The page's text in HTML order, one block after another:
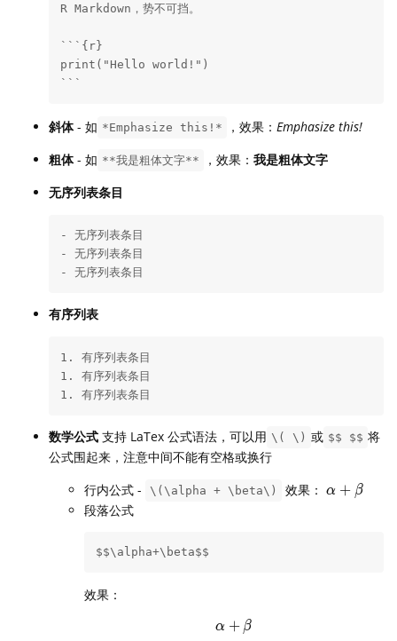
R Markdown，势不可挡。
```{r}
print("Hello world!")
```
斜体- 如 *Emphasize this!* ，效果： Emphasize this!
粗体- 如 **我是粗体文字** ，效果： 我是粗体文字
无序列表条目
- 无序列表条目
- 无序列表条目
- 无序列表条目
有序列表
1. 有序列表条目
1. 有序列表条目
1. 有序列表条目
数学公式 支持 LaTex 公式语法，可以用 \( \) 或 $$ $$ 将
公式围起来，注意中间不能有空格或换行
行内公式 -
\(\alpha + \beta\) 效果： \alpha
α + β
段落公式
$$\alpha+\beta$$
效果：
\alpha+\beta
α + β